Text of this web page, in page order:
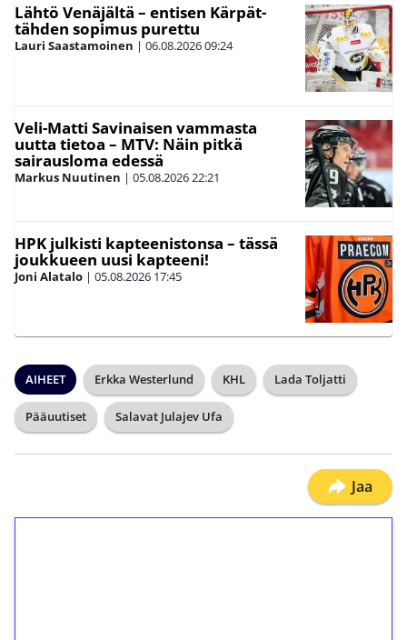
Lähtö Venäjältä – entisen Kärpät-
tähden sopimus purettu
Lauri Saastamoinen | 06.08.202609:24
Veli-Matti Savinaisen vammasta
uutta tietoa – MTV: Näin pitkä
sairausloma edessä
Markus Nuutinen | 05.08.202622:21
HPK julkisti kapteenistonsa – tässä
joukkueen uusi kapteeni!
Joni Alatalo | 05.08.2026 17:45
AIHEET Erkka Westerlund KHL Lada Toljatti
Pääuutiset Salavat Julajev Ufa
Jaa